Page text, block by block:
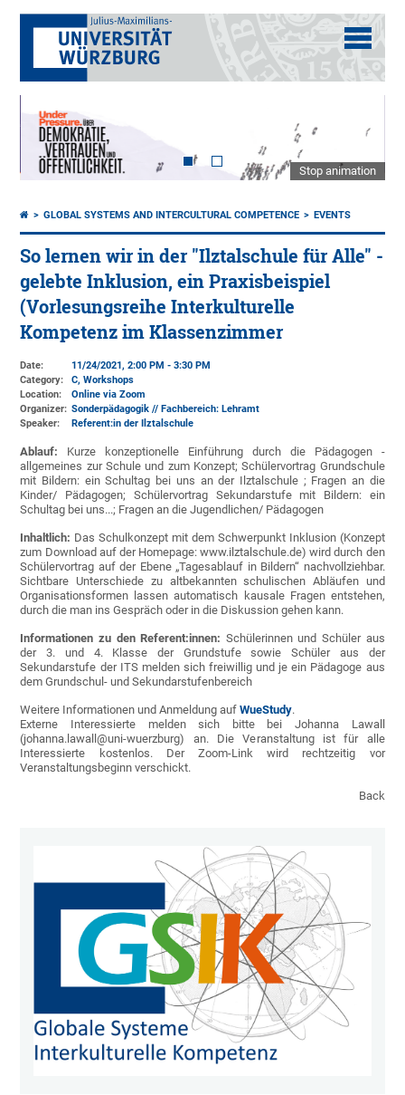
Stop animation
GLOBAL SYSTEMS AND INTERCULTURAL COMPETENCE EVENTS
So lernen wir in der "Ilztalschule für Alle" -
gelebte Inklusion, ein Praxisbeispiel
(Vorlesungsreihe Interkulturelle
Kompetenz im Klassenzimmer
Date:
11/24/2021, 2:00 PM - 3:30 PM
Category:
C, Workshops
Location:
Online via Zoom
Organizer: Sonderpädagogik // Fachbereich: Lehramt
Speaker:
Referent:in der Ilztalschule
Ablauf: Kurze konzeptionelle Einführung durch die Pädagogen -
allgemeines zur Schule und zum Konzept; Schülervortrag Grundschule
mit Bildern: ein Schultag bei uns an der Ilztalschule ; Fragen an die
Kinder/ Pädagogen; Schülervortrag Sekundarstufe mit Bildern: ein
Schultag bei uns...; Fragen an die Jugendlichen/ Pädagogen
Inhaltlich: Das Schulkonzept mit dem Schwerpunkt Inklusion (Konzept
zum Download auf der Homepage: www.ilztalschule.de) wird durch den
Schülervortrag auf der Ebene „Tagesablauf in Bildern“ nachvollziehbar.
Sichtbare Unterschiede zu altbekannten schulischen Abläufen und
Organisationsformen lassen automatisch kausale Fragen entstehen,
durch die man ins Gespräch oder in die Diskussion gehen kann.
Informationen zu den Referent:innen: Schülerinnen und Schüler aus
der 3. und 4. Klasse der Grundstufe sowie Schüler aus der
Sekundarstufe der ITS melden sich freiwillig und je ein Pädagoge aus
dem Grundschul- und Sekundarstufenbereich
Weitere Informationen und Anmeldung aufWueStudy.
Externe Interessierte melden sich bitte bei Johanna Lawall
(johanna.lawall@uni-wuerzburg) an. Die Veranstaltung ist für alle
Interessierte kostenlos. Der Zoom-Link wird rechtzeitig vor
Veranstaltungsbeginn verschickt.
Back